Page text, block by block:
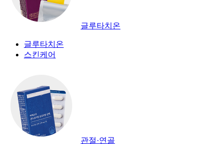
글루타치온
글루타치온
스킨케어
관절·연골